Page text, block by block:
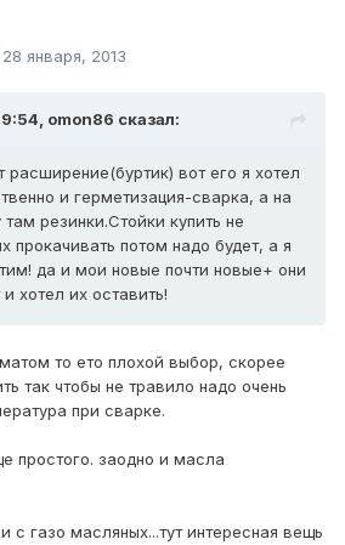
28 января, 2013
omon86 сказал:
расширение(буртик) вот его я хотел
и герметизация-сварка, а на
резинки.Стойки купить не
прокачивать потом надо будет, а я
да и мои новые почти новые+ они
хотел их оставить!
то ето плохой выбор, скорее
так чтобы не травило надо очень
при сварке.
простого. заодно и масла
с газо масляных...тут интересная вещь